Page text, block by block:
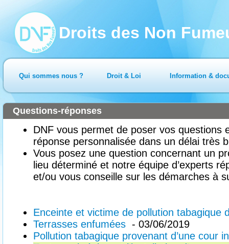
Droits des Non
Qui sommes nous ? Droit & Loi Information &
DNF vous permet de poser vos questions
réponse personnalisée dans un délai très
Vous posez une question concernant un
lieu déterminé et notre équipe d’experts
et/ou vous conseille sur les démarches à
Questions-réponses
Enceinte et victime de pollution tabagique
Terrasses enfumées - 03/06/2019
Pollution tabagique provenant d’une cour